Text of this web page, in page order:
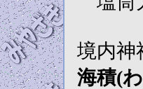
境内神
海積(